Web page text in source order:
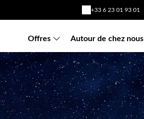
+33 6 23 01 93 01
Offres Autour de chez nous